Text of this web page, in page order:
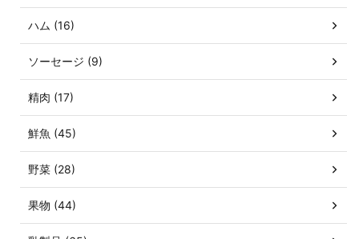
ハム (16)
ソーセージ (9)
精肉 (17)
鮮魚 (45)
野菜 (28)
果物 (44)